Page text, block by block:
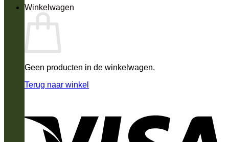
Winkelwagen
Geen producten in de winkelwagen.
Terug naar winkel